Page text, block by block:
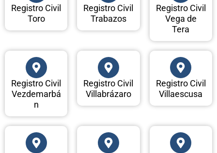
Registro Civil
Toro
Registro Civil
Trabazos
Registro Civil
Vega de
Tera
Registro Civil
Vezdemarbá
n
Registro Civil
Villabrázaro
Registro Civil
Villaescusa